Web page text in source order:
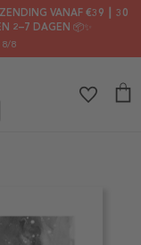
VANAF €39 ┃ 30
2–7 DAGEN 📦✨
8/8